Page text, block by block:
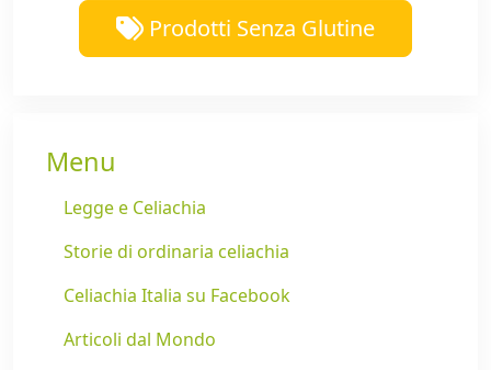
Prodotti Senza Glutine
Menu
Legge e Celiachia
Storie di ordinaria celiachia
Celiachia Italia su Facebook
Articoli dal Mondo